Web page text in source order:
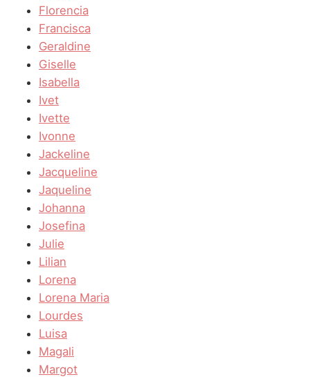
Florencia
Francisca
Geraldine
Giselle
Isabella
Ivet
Ivette
Ivonne
Jackeline
Jacqueline
Jaqueline
Johanna
Josefina
Julie
Lilian
Lorena
Lorena Maria
Lourdes
Luisa
Magali
Margot